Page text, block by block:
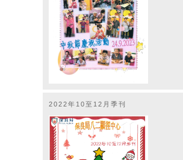
2022年10至12月季刊